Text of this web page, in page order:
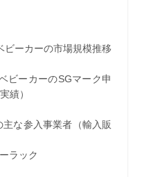
カーの市場規模推移
カーのSGマーク申
績）
参入事業者（輸入販
ラック